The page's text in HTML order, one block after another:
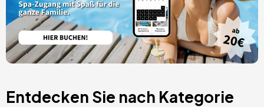
Entdecken Sie nach Kategorie